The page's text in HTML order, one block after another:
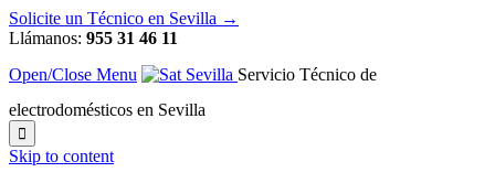
Solicite un Técnico en Sevilla →
Llámanos: 955 31 46 11
Open/Close Menu
Servicio Técnico de
electrodomésticos en Sevilla

Skip to content